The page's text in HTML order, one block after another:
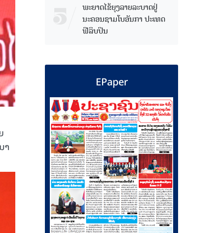
າ
ພະຍາດໄຂ້ຍຸງລາຍລະບາດຢູ່
ນະຄອນຊາມໂບ​ອັນກາ ປະເທດ
ຟີລິບປິນ
EPaper